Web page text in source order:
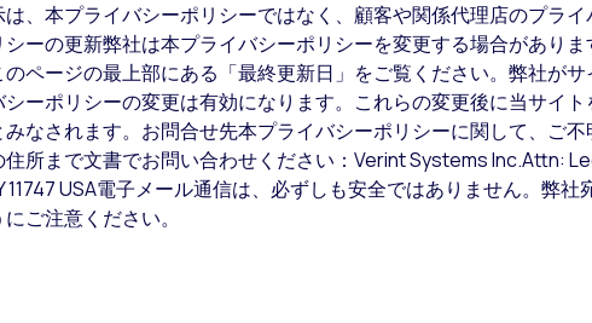
、本プライバシーポリシーではなく、顧客や関係代理店のプラ
ーの更新弊社は本プライバシーポリシーを変更する場合があり
ページの最上部にある「最終更新日」をご覧ください。弊社が
ーポリシーの変更は有効になります。これらの変更後に当サイ
なされます。お問合せ先本プライバシーポリシーに関して、ご
住所まで文書でお問い合わせください：Verint Systems Inc.Attn:
11747 USA電子メール通信は、必ずしも安全ではありません。弊
ご注意ください。